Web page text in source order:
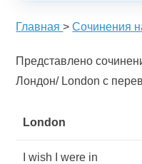
Главная>Сочинения
Представлено
Лондон/ London с
London
I wish I were in